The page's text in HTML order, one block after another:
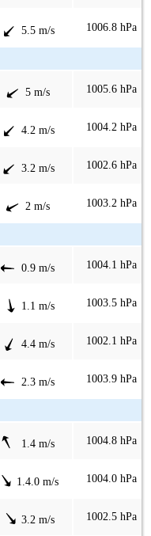
5.5 m/s 1006.8 hPa
5 m/s 1005.6 hPa
4.2 m/s 1004.2 hPa
3.2 m/s 1002.6 hPa
2 m/s 1003.2 hPa
0.9 m/s 1004.1 hPa
1.1 m/s 1003.5 hPa
4.4 m/s 1002.1 hPa
2.3 m/s 1003.9 hPa
1.4 m/s 1004.8 hPa
1.4.0 m/s 1004.0 hPa
3.2 m/s 1002.5 hPa